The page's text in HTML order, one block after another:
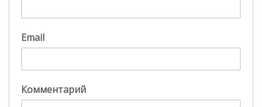
Email
Комментарий